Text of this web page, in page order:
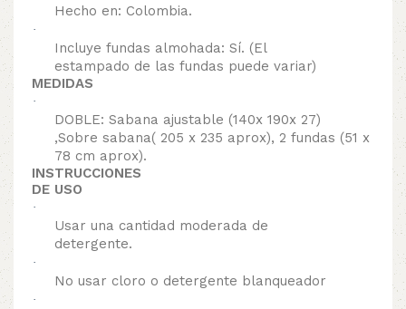
Hecho en: Colombia.
·
Incluye fundas almohada: Sí. (El
estampado de las fundas puede variar)
MEDIDAS
·
DOBLE: Sabana ajustable (140x 190x 27)
,Sobre sabana( 205 x 235 aprox), 2 fundas (51 x
78 cm aprox).
INSTRUCCIONES
DE USO
·
Usar una cantidad moderada de
detergente.
·
No usar cloro o detergente blanqueador
·